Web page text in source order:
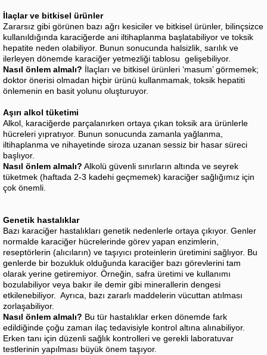
İlaçlar ve bitkisel ürünler
Zararsız gibi görünen bazı ağrı kesiciler ve bitkisel ürünler, bilinçsizce
kullanıldığında karaciğerde ani iltihaplanma başlatabiliyor ve toksik
hepatite neden olabiliyor. Bunun sonucunda halsizlik, sarılık ve
ilerleyen dönemde karaciğer yetmezliği tablosu gelişebiliyor.
Nasıl önlem almalı? İlaçları ve bitkisel ürünleri ‘masum’ görmemek;
doktor önerisi olmadan hiçbir ürünü kullanmamak, toksik hepatiti
önlemenin en basit yolunu oluşturuyor.
Aşırı alkol tüketimi
Alkol, karaciğerde parçalanırken ortaya çıkan toksik ara ürünlerle
hücreleri yıpratıyor. Bunun sonucunda zamanla yağlanma,
iltihaplanma ve nihayetinde siroza uzanan sessiz bir hasar süreci
başlıyor.
Nasıl önlem almalı? Alkolü güvenli sınırların altında ve seyrek
tüketmek (haftada 2-3 kadehi geçmemek) karaciğer sağlığımız için
çok önemli.
Genetik hastalıklar
Bazı karaciğer hastalıkları genetik nedenlerle ortaya çıkıyor. Genler
normalde karaciğer hücrelerinde görev yapan enzimlerin,
reseptörlerin (alıcıların) ve taşıyıcı proteinlerin üretimini sağlıyor. Bu
genlerde bir bozukluk olduğunda karaciğer bazı görevlerini tam
olarak yerine getiremiyor. Örneğin, safra üretimi ve kullanımı
bozulabiliyor veya bakır ile demir gibi minerallerin dengesi
etkilenebiliyor. Ayrıca, bazı zararlı maddelerin vücuttan atılması
zorlaşabiliyor.
Nasıl önlem almalı? Bu tür hastalıklar erken dönemde fark
edildiğinde çoğu zaman ilaç tedavisiyle kontrol altına alınabiliyor.
Erken tanı için düzenli sağlık kontrolleri ve gerekli laboratuvar
testlerinin yapılması büyük önem taşıyor.